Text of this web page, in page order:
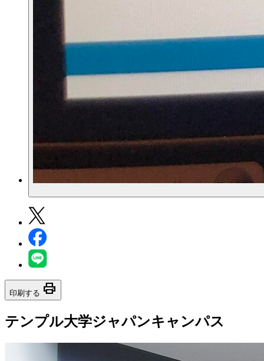
印刷する print
テンプル大学ジャパンキャンパス